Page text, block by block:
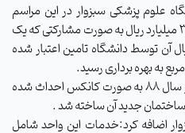
علوم پزشکی سبزوار در این مراسم
اظهار کرد:این خانه بهداشت با اعتبار ۳ میلیارد ریال به صورت مشارکتی که یک
خیر و ۲ میلیارد ریال آن توسط دانشگاه تامین اعتبار شده
به بهره برداری رسید.
وی افزود:خانه بهداشت این روستا در سال ۸۸ به صورت کانکس احداث شده
ساختمان جدید آن ساخته شد .
اضافه کرد:خدمات این واحد شامل